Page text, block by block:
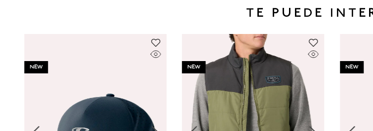
TE PUEDE
NEW NEW NEW